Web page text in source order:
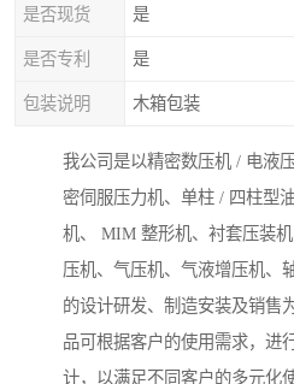
是否现货 是
是否专利 是
包装说明 木箱包装
我公司是以精密数压机 / 电液
密伺服压力机、单柱 / 四柱型
机、 MIM 整形机、衬套压装
压机、气压机、气液增压机、
的设计研发、制造安装及销售
品可根据客户的使用需求，进
计，以满足不同客户的多元化